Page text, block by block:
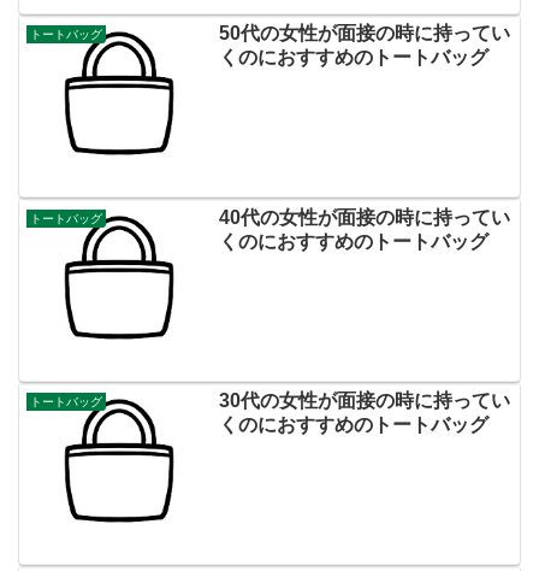
トートバッグ
50代の女性が面接の時に持ってい
くのにおすすめのトートバッグ
トートバッグ
40代の女性が面接の時に持ってい
くのにおすすめのトートバッグ
トートバッグ
30代の女性が面接の時に持ってい
くのにおすすめのトートバッグ